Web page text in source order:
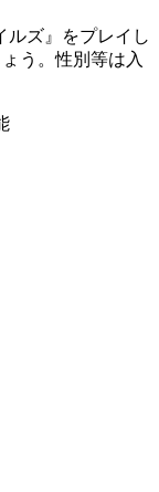
ルズ』をプレイし
う。性別等は入